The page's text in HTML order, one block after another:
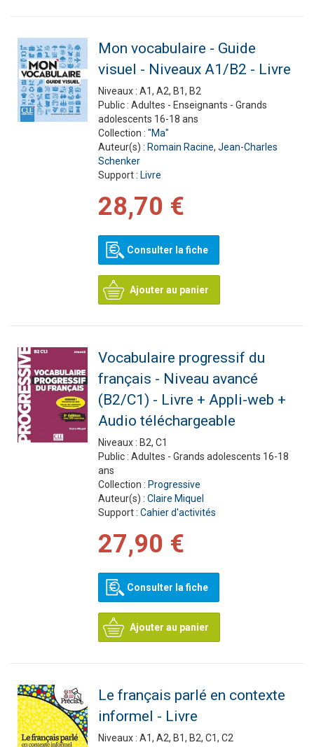
Mon vocabulaire - Guide
visuel - Niveaux A1/B2 - Livre
Niveaux : A1, A2, B1, B2
Public : Adultes - Enseignants - Grands
adolescents 16-18 ans
Collection : "Ma"
Auteur(s) : Romain Racine, Jean-Charles
Schenker
Support : Livre
28,70 €
Consulter la fiche
Ajouter au panier
Vocabulaire progressif du
français - Niveau avancé
(B2/C1) - Livre + Appli-web +
Audio téléchargeable
Niveaux : B2, C1
Public : Adultes - Grands adolescents 16-18
ans
Collection : Progressive
Auteur(s) : Claire Miquel
Support : Cahier d'activités
27,90 €
Consulter la fiche
Ajouter au panier
Le français parlé en contexte
informel - Livre
Niveaux : A1, A2, B1, B2, C1, C2